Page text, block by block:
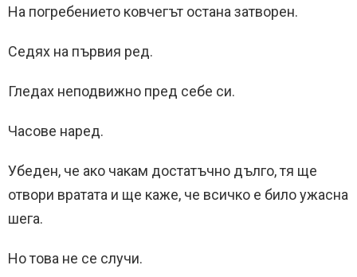
На погребението ковчегът остана затворен.
Седях на първия ред.
Гледах неподвижно пред себе си.
Часове наред.
Убеден, че ако чакам достатъчно дълго, тя ще
отвори вратата и ще каже, че всичко е било ужасна
шега.
Но това не се случи.